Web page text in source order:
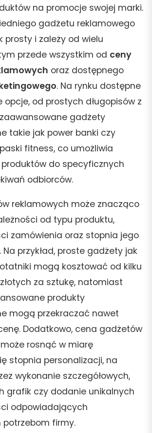
na promocje swojej marki.
gadżetu reklamowego
prosty i zależy od wielu
przede wszystkim od ceny
oraz dostępnego
. Na rynku dostępne
opcje, od prostych długopisów z
gadżety
takie jak power banki czy
fitness, co umożliwia
do specyficznych
odbiorców.
reklamowych może znacząco
od typu produktu,
zamówienia oraz stopnia jego
Na przykład, proste gadżety jak
mogą kosztować od kilku
za sztukę, natomiast
produkty
mogą przekraczać nawet
Dodatkowo, cena gadżetów
rosnąć w miarę
stopnia personalizacji, na
wykonanie szczegółowych,
grafik czy dodanie unikalnych
odpowiadających
firmy.